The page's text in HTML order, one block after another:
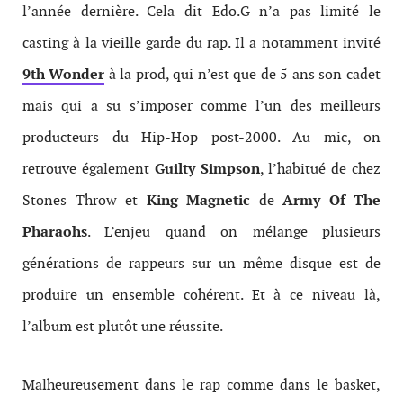
l’année dernière. Cela dit Edo.G n’a pas limité le
casting à la vieille garde du rap. Il a notamment invité
9th Wonder à la prod, qui n’est que de 5 ans son cadet
mais qui a su s’imposer comme l’un des meilleurs
producteurs du Hip-Hop post-2000. Au mic, on
retrouve également Guilty Simpson, l’habitué de chez
Stones Throw et King Magnetic de Army Of The
Pharaohs. L’enjeu quand on mélange plusieurs
générations de rappeurs sur un même disque est de
produire un ensemble cohérent. Et à ce niveau là,
l’album est plutôt une réussite.
Malheureusement dans le rap comme dans le basket,